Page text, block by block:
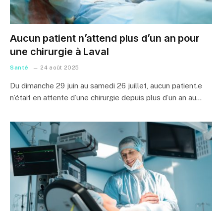
Aucun patient n’attend plus d’un an pour
une chirurgie à Laval
Santé 24 août 2025
Du dimanche 29 juin au samedi 26 juillet, aucun patient.e
n’était en attente d’une chirurgie depuis plus d’un an au…